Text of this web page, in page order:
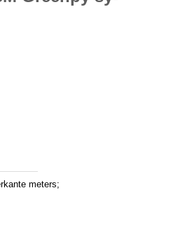
meters;